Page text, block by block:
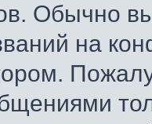
Обычно
на